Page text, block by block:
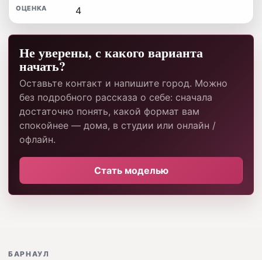
4
Не уверены, с какого варианта
начать?
Оставьте контакт и напишите город. Можно
без подробного рассказа о себе: сначала
достаточно понять, какой формат вам
спокойнее — дома, в студии или онлайн /
офлайн.
Стать моделью
БАРНАУЛ